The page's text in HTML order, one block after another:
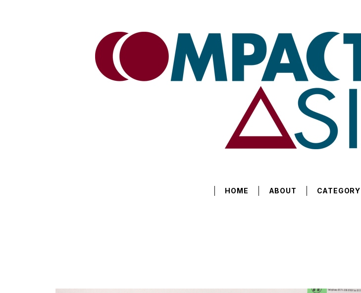
HOME ABOUT CATEGORY